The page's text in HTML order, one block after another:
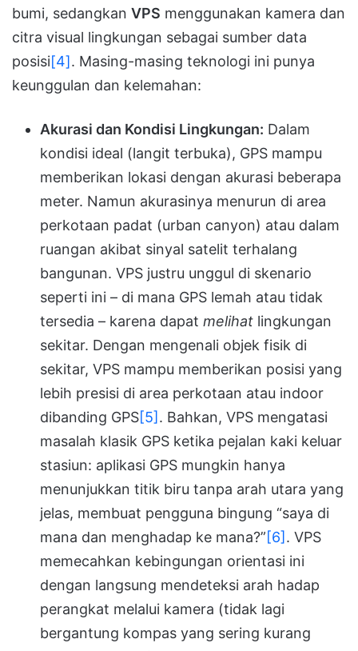
bumi, sedangkan VPS menggunakan kamera dan
citra visual lingkungan sebagai sumber data
posisi[4]. Masing-masing teknologi ini punya
keunggulan dan kelemahan:
Akurasi dan Kondisi Lingkungan: Dalam
kondisi ideal (langit terbuka), GPS mampu
memberikan lokasi dengan akurasi beberapa
meter. Namun akurasinya menurun di area
perkotaan padat (urban canyon) atau dalam
ruangan akibat sinyal satelit terhalang
bangunan. VPS justru unggul di skenario
seperti ini – di mana GPS lemah atau tidak
tersedia – karena dapat melihat lingkungan
sekitar. Dengan mengenali objek fisik di
sekitar, VPS mampu memberikan posisi yang
lebih presisi di area perkotaan atau indoor
dibanding GPS[5] . Bahkan, VPS mengatasi
masalah klasik GPS ketika pejalan kaki keluar
stasiun: aplikasi GPS mungkin hanya
menunjukkan titik biru tanpa arah utara yang
jelas, membuat pengguna bingung “saya di
mana dan menghadap ke mana?”[6] . VPS
memecahkan kebingungan orientasi ini
dengan langsung mendeteksi arah hadap
perangkat melalui kamera (tidak lagi
bergantung kompas yang sering kurang